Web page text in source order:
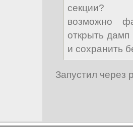
секции?
возможно
открыть дамп
и сохранить
Запустил через